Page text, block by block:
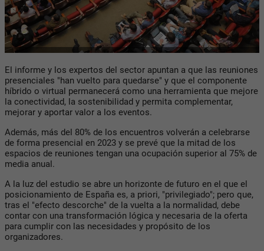
El informe y los expertos del sector apuntan a que las reuniones
presenciales "han vuelto para quedarse" y que el componente
híbrido o virtual permanecerá como una herramienta que mejore
la conectividad, la sostenibilidad y permita complementar,
mejorar y aportar valor a los eventos.
Además, más del 80% de los encuentros volverán a celebrarse
de forma presencial en 2023 y se prevé que la mitad de los
espacios de reuniones tengan una ocupación superior al 75% de
media anual.
A la luz del estudio se abre un horizonte de futuro en el que el
posicionamiento de España es, a priori, "privilegiado"; pero que,
tras el "efecto descorche" de la vuelta a la normalidad, debe
contar con una transformación lógica y necesaria de la oferta
para cumplir con las necesidades y propósito de los
organizadores.